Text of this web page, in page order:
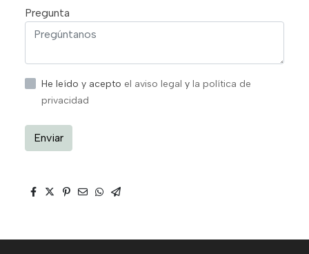
Pregunta
He leído y acepto el aviso legal y la política de
privacidad
Enviar